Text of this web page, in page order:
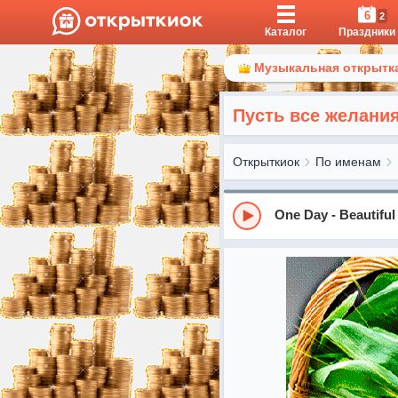
Каталог
6 2
Праздники
Музыкальная
Пусть все
Открыткиок По именам
One Day -